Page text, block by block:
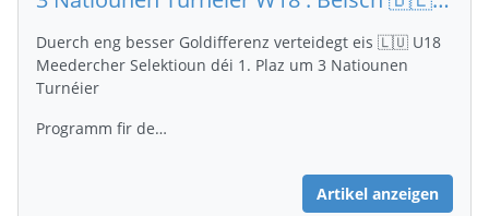
Duerch eng besser Goldifferenz verteidegt eis 🇱🇺 U18
Meedercher Selektioun déi 1. Plaz um 3 Natiounen
Turnéier
Programm fir de…
Artikel anzeigen